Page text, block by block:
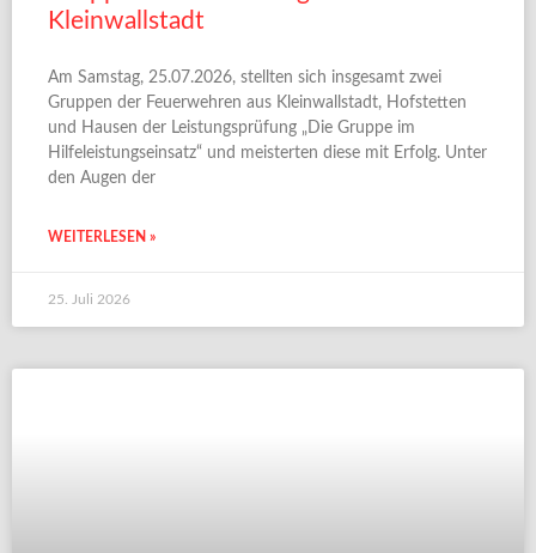
Kleinwallstadt
Am Samstag, 25.07.2026, stellten sich insgesamt zwei
Gruppen der Feuerwehren aus Kleinwallstadt, Hofstetten
und Hausen der Leistungsprüfung „Die Gruppe im
Hilfeleistungseinsatz“ und meisterten diese mit Erfolg. Unter
den Augen der
WEITERLESEN »
25. Juli 2026